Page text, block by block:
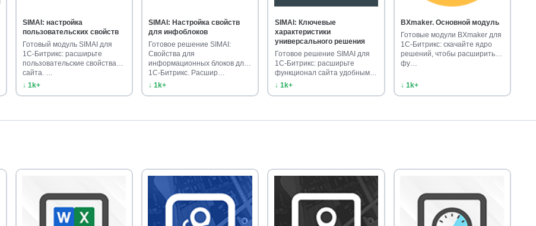
SIMAI: настройка
пользовательских свойств
Готовый модуль SIMAI для
1С-Битрикс: расширьте
пользовательские свойства
сайта. …
↓ 1k+
SIMAI: Настройка свойств
для инфоблоков
Готовое решение SIMAI:
Свойства для
информационных блоков для
1С-Битрикс. Расшир…
↓ 1k+
SIMAI: Ключевые
характеристики
универсального решения
Готовое решение SIMAI для
1С-Битрикс: расширьте
функционал сайта удобными
универ…
↓ 1k+
BXmaker. Основной модуль
Готовые модули BXmaker для
1С-Битрикс: скачайте ядро
решений, чтобы расширить
фу…
↓ 1k+